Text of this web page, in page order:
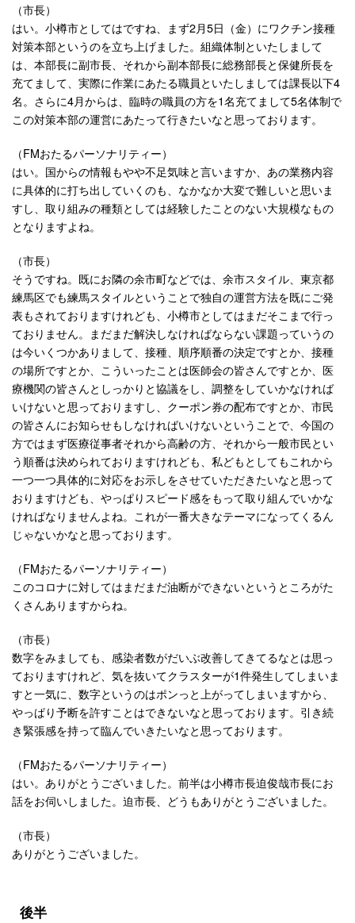
（市長）
はい。小樽市としてはですね、まず2月5日（金）にワクチン接種
対策本部というのを立ち上げました。組織体制といたしまして
は、本部長に副市長、それから副本部長に総務部長と保健所長を
充てまして、実際に作業にあたる職員といたしましては課長以下4
名。さらに4月からは、臨時の職員の方を1名充てまして5名体制で
この対策本部の運営にあたって行きたいなと思っております。
（FMおたるパーソナリティー）
はい。国からの情報もやや不足気味と言いますか、あの業務内容
に具体的に打ち出していくのも、なかなか大変で難しいと思いま
すし、取り組みの種類としては経験したことのない大規模なもの
となりますよね。
（市長）
そうですね。既にお隣の余市町などでは、余市スタイル、東京都
練馬区でも練馬スタイルということで独自の運営方法を既にご発
表もされておりますけれども、小樽市としてはまだそこまで行っ
ておりません。まだまだ解決しなければならない課題っていうの
は今いくつかありまして、接種、順序順番の決定ですとか、接種
の場所ですとか、こういったことは医師会の皆さんですとか、医
療機関の皆さんとしっかりと協議をし、調整をしていかなければ
いけないと思っておりますし、クーポン券の配布ですとか、市民
の皆さんにお知らせもしなければいけないということで、今国の
方ではまず医療従事者それから高齢の方、それから一般市民とい
う順番は決められておりますけれども、私どもとしてもこれから
一つ一つ具体的に対応をお示しをさせていただきたいなと思って
おりますけども、やっぱりスピード感をもって取り組んでいかな
ければなりませんよね。これが一番大きなテーマになってくるん
じゃないかなと思っております。
（FMおたるパーソナリティー）
このコロナに対してはまだまだ油断ができないというところがた
くさんありますからね。
（市長）
数字をみましても、感染者数がだいぶ改善してきてるなとは思っ
ておりますけれど、気を抜いてクラスターが1件発生してしまいま
すと一気に、数字というのはポンっと上がってしまいますから、
やっぱり予断を許すことはできないなと思っております。引き続
き緊張感を持って臨んでいきたいなと思っております。
（FMおたるパーソナリティー）
はい。ありがとうございました。前半は小樽市長迫俊哉市長にお
話をお伺いしました。迫市長、どうもありがとうございました。
（市長）
ありがとうございました。
後半